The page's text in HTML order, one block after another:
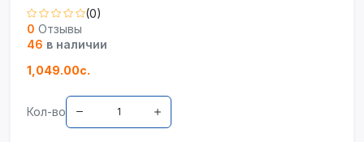
(0)
0 Отзывы
46 в наличии
1,049.00с.
Кол-во